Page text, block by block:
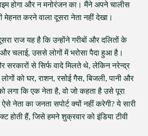
होगा और न मनोरंजन का। मैंने अपने चालीस
करने वाला दूसरा नेता नहीं देखा।
राज यह है कि उन्होंने गरीबों और दलितों के
और चलाई, उससे लोगों में भरोसा पैदा हुआ है।
सरकारों से सिर्फ वादे मिलते थे, लेकिन नरेन्द्र
को घर, राशन, रसोई गैस, बिजली, पानी और
लगा कि एक नेता है, वो जो कहता है उसे पूरा
नेता का जनता सपोर्ट क्यों नहीं करेगी? ये सारी
होती हैं, जिसे हमने शुक्रवार को इंडिया टीवी